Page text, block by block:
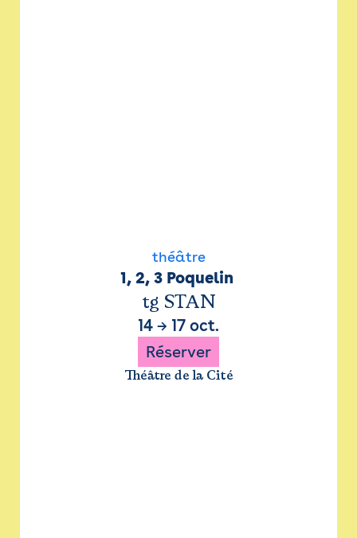
théâtre
1, 2, 3 Poquelin
tg STAN
14 → 17 oct.
Réserver
Théâtre de la Cité